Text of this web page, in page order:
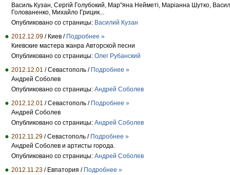
Василь Кузан, Сергій Голубокий, Мар"яна Нейметі, Маріанна Шутко,
Голованенко, Михайло Грицик...
Опубликовано со страницы: Василий Кузан
2012.12.09 / Киев / Подробнее »
Киевские мастера жанра Авторской песни
Опубликовано со страницы: Олег Рубанский
2012.12.01 / Севастополь / Подробнее »
Андрей Соболев
Опубликовано со страницы: Андрей Соболев
2012.12.01 / Cевастополь / Подробнее »
Андрей Соболев
Опубликовано со страницы: Андрей Соболев
2012.11.29 / Cевастополь / Подробнее »
Андрей Соболев и артисты города.
Опубликовано со страницы: Андрей Соболев
2012.11.23 / Евпатория / Подробнее »